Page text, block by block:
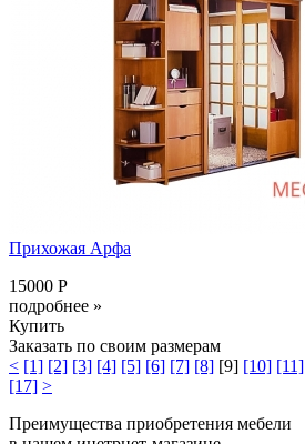
Прихожая Арфа
15000 Р
подробнее »
Купить
Заказать по своим размерам
< [1] [2] [3] [4] [5] [6] [7] [8] [9] [10] [11]
[17] >
Преимущества приобретения мебели